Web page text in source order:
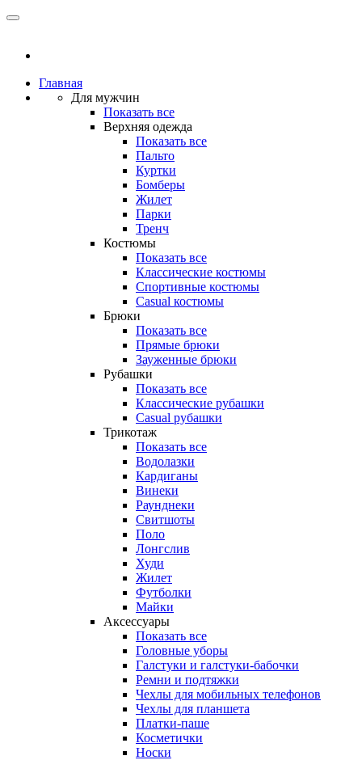
Главная
Для мужчин
Показать все
Верхняя одежда
Показать все
Пальто
Куртки
Бомберы
Жилет
Парки
Тренч
Костюмы
Показать все
Классические костюмы
Спортивные костюмы
Casual костюмы
Брюки
Показать все
Прямые брюки
Зауженные брюки
Рубашки
Показать все
Классические рубашки
Casual рубашки
Трикотаж
Показать все
Водолазки
Кардиганы
Винеки
Раунднеки
Свитшоты
Поло
Лонгслив
Худи
Жилет
Футболки
Майки
Аксессуары
Показать все
Головные уборы
Галстуки и галстуки-бабочки
Ремни и подтяжки
Чехлы для мобильных телефонов
Чехлы для планшета
Платки-паше
Косметички
Носки